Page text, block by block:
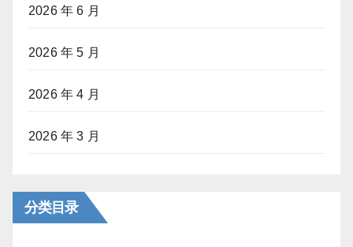
2026 年 6 月
2026 年 5 月
2026 年 4 月
2026 年 3 月
分类目录